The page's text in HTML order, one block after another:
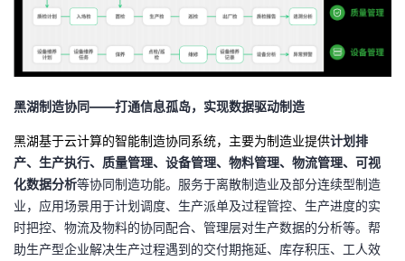
黑湖制造协同——打通信息孤岛，实现数据驱动制造
黑湖基于云计算的智能制造协同系统，主要为制造业提供计划排
产、生产执行、质量管理、设备管理、物料管理、物流管理、可视
化数据分析等协同制造功能。服务于离散制造业及部分连续型制造
业，应用场景用于计划调度、生产派单及过程管控、生产进度的实
时把控、物流及物料的协同配合、管理层对生产数据的分析等。帮
助生产型企业解决生产过程遇到的交付期拖延、库存积压、工人效